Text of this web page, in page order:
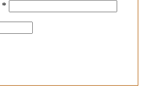
*